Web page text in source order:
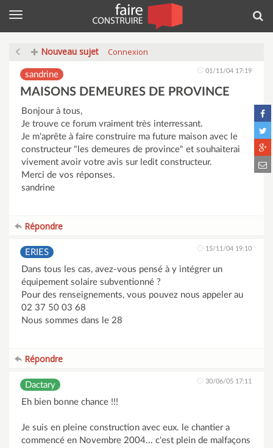
Menu
Nouveau sujet Connexion
sandrine 01/11/04 17:19
MAISONS DEMEURES DE PROVINCE
Bonjour à tous,
Je trouve ce forum vraiment très interressant.
Je m'aprête à faire construire ma future maison avec le
constructeur "les demeures de province" et souhaiterai
vivement avoir votre avis sur ledit constructeur.
Merci de vos réponses.
sandrine
Répondre
ERIES 15/11/04 19:10
Dans tous les cas, avez-vous pensé à y intégrer un
équipement solaire subventionné ?
Pour des renseignements, vous pouvez nous appeler au
02 37 50 03 68
Nous sommes dans le 28
Répondre
Dactary 30/06/05 17:11
Eh bien bonne chance !!!
Je suis en pleine construction avec eux. le chantier a
commencé en Novembre 2004... c'est plein de malfaçons